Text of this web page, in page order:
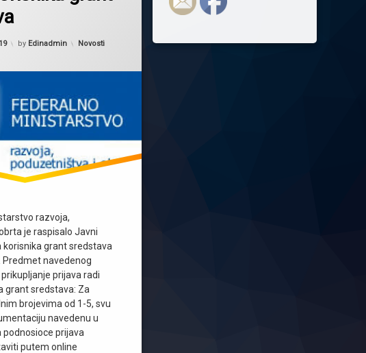
biznis planove
Updated on 2024-05-19
by Edinadmin Kategorije:
Novosti
razvoja,
je raspisalo Javni
korisnika grant sredstava
Predmet navedenog
prijava radi
grant sredstava: Za
brojevima od 1-5, svu
navedenu u
prijava
putem online